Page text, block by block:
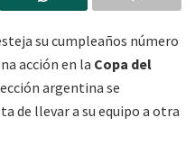
su cumpleaños número
acción en la Copa del
argentina se
de llevar a su equipo a otra